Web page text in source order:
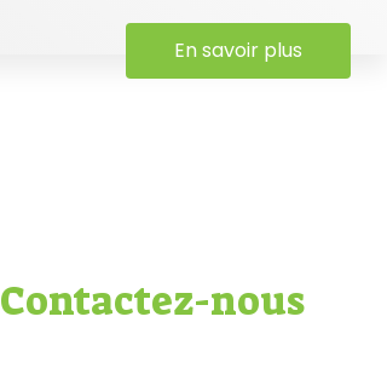
En savoir plus
Contactez-nous